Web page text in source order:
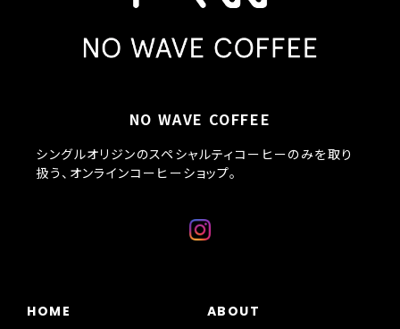
NO WAVE COFFEE
シングルオリジンのスペシャルティコーヒーのみを取り
扱う、オンラインコーヒーショップ。
HOME
ABOUT